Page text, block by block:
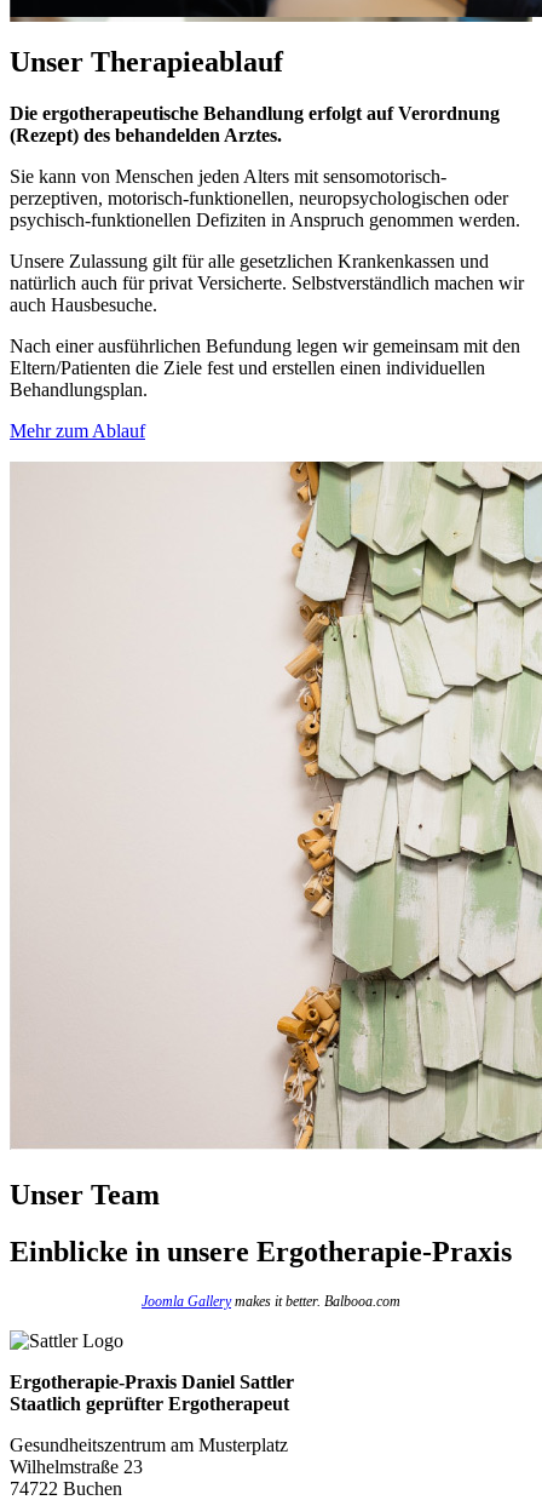
Unser Therapieablauf
Die ergotherapeutische Behandlung erfolgt auf Verordnung
(Rezept) des behandelden Arztes.
Sie kann von Menschen jeden Alters mit sensomotorisch-
perzeptiven, motorisch-funktionellen, neuropsychologischen oder
psychisch-funktionellen Defiziten in Anspruch genommen werden.
Unsere Zulassung gilt für alle gesetzlichen Krankenkassen und
natürlich auch für privat Versicherte. Selbstverständlich machen wir
auch Hausbesuche.
Nach einer ausführlichen Befundung legen wir gemeinsam mit den
Eltern/Patienten die Ziele fest und erstellen einen individuellen
Behandlungsplan.
Mehr zum Ablauf
Unser Team
Einblicke in unsere Ergotherapie-Praxis
Joomla Gallerymakes it better. Balbooa.com
Ergotherapie-Praxis Daniel Sattler
Staatlich geprüfter Ergotherapeut
Gesundheitszentrum am Musterplatz
Wilhelmstraße 23
74722 Buchen